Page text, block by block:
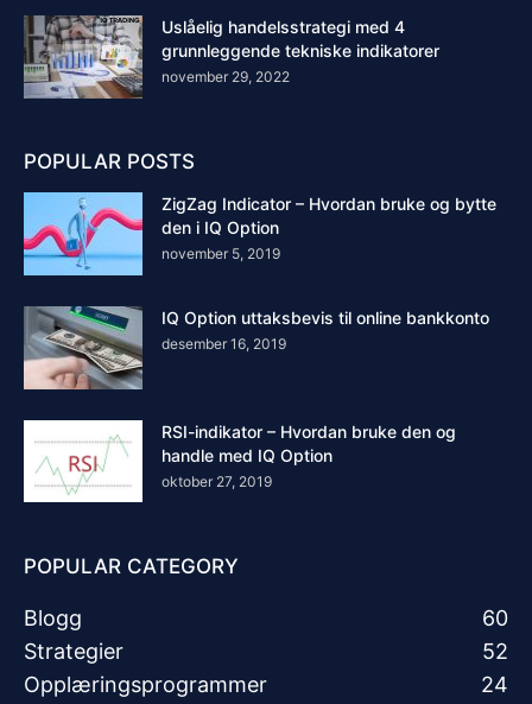
Uslåelig handelsstrategi med 4
grunnleggende tekniske indikatorer
november 29, 2022
POPULAR POSTS
ZigZag Indicator – Hvordan bruke og bytte
den i IQ Option
november 5, 2019
IQ Option uttaksbevis til online bankkonto
desember 16, 2019
RSI-indikator – Hvordan bruke den og
handle med IQ Option
oktober 27, 2019
POPULAR CATEGORY
Blogg
60
Strategier
52
Opplæringsprogrammer
24